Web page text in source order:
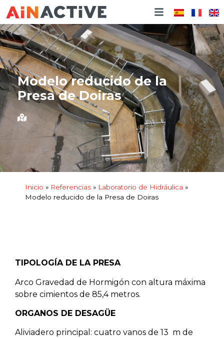
Modelo reducido de la
Presa de Doiras
Inicio » Referencias » Laboratorio de Hidráulica »
Modelo reducido de la Presa de Doiras
TIPOLOGÍA DE LA PRESA
Arco Gravedad de Hormigón con altura máxima
sobre cimientos de 85,4 metros.
ORGANOS DE DESAGÜE
Aliviadero principal: cuatro vanos de 13 m de